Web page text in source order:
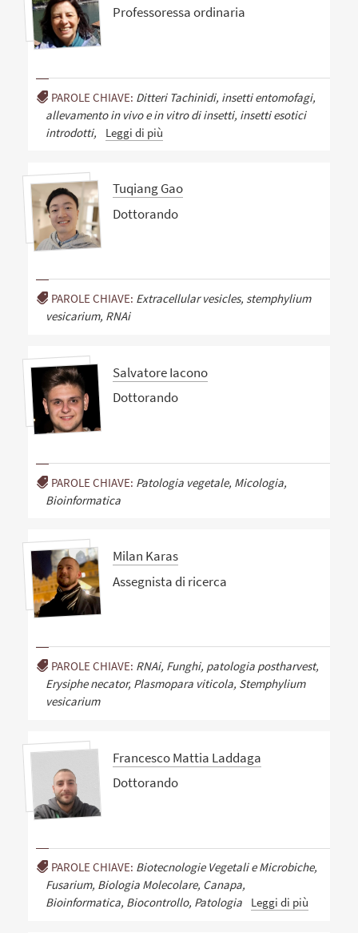
Professoressa ordinaria
PAROLE CHIAVE: Ditteri Tachinidi, insetti entomofagi,
allevamento in vivo e in vitro di insetti, insetti esotici
introdotti,
Leggi di più
Tuqiang Gao
Dottorando
PAROLE CHIAVE: Extracellular vesicles, stemphylium
vesicarium, RNAi
Salvatore Iacono
Dottorando
PAROLE CHIAVE: Patologia vegetale, Micologia,
Bioinformatica
Milan Karas
Assegnista di ricerca
PAROLE CHIAVE: RNAi, Funghi, patologia postharvest,
Erysiphe necator, Plasmopara viticola, Stemphylium
vesicarium
Francesco Mattia Laddaga
Dottorando
PAROLE CHIAVE: Biotecnologie Vegetali e Microbiche,
Fusarium, Biologia Molecolare, Canapa,
Bioinformatica, Biocontrollo, Patologia
Leggi di più